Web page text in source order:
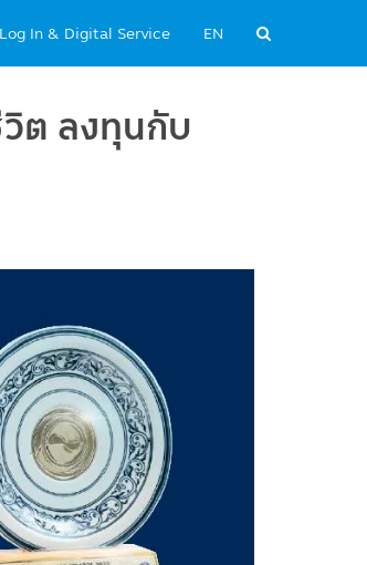
EN
Log In & Digital Service
ต ลงทุนกับ